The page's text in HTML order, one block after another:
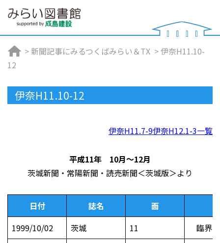
> 新聞記事にみるつくばみらい＆TX >伊奈H11.10-
12
伊奈H11.10-12
伊奈H11.7-9伊奈H12.1-3一覧
平成11年 10月～12月
茨城新聞・常陽新聞・読売新聞＜茨城版＞より
日付 誌名
面
1999/10/02
茨城 11
臨界